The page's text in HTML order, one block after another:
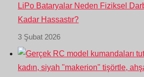
LiPo Bataryalar Neden Fiziksel
Kadar Hassastır?
3 Şubat 2026